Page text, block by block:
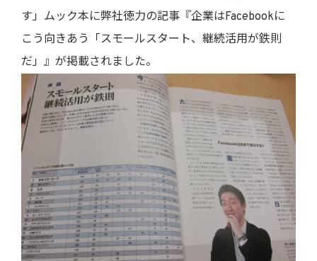
す」ムック本に弊社徳力の記事『企業はFacebookに
こう向きあう「スモールスタート、継続活用が鉄則
だ」』が掲載されました。